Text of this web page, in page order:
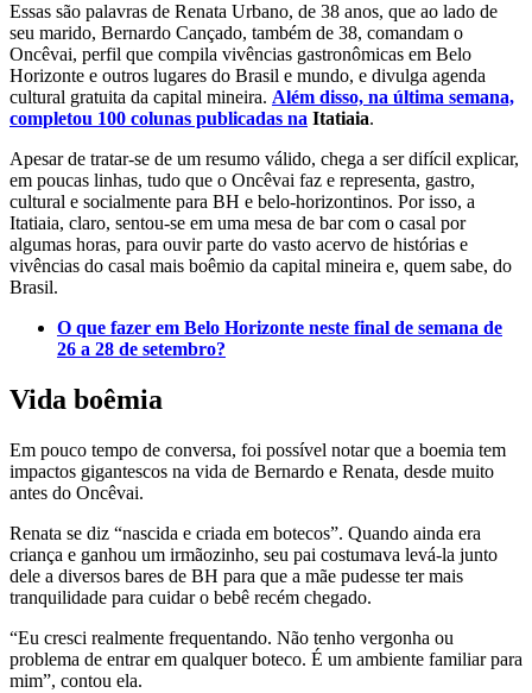
Essas são palavras de Renata Urbano, de 38 anos, que ao lado de
seu marido, Bernardo Cançado, também de 38, comandam o
Oncêvai, perfil que compila vivências gastronômicas em Belo
Horizonte e outros lugares do Brasil e mundo, e divulga agenda
cultural gratuita da capital mineira. Além disso, na última semana,
completou 100 colunas publicadas na Itatiaia.
Apesar de tratar-se de um resumo válido, chega a ser difícil explicar,
em poucas linhas, tudo que o Oncêvai faz e representa, gastro,
cultural e socialmente para BH e belo-horizontinos. Por isso, a
Itatiaia, claro, sentou-se em uma mesa de bar com o casal por
algumas horas, para ouvir parte do vasto acervo de histórias e
vivências do casal mais boêmio da capital mineira e, quem sabe, do
Brasil.
O que fazer em Belo Horizonte neste final de semana de
26 a 28 de setembro?
Vida boêmia
Em pouco tempo de conversa, foi possível notar que a boemia tem
impactos gigantescos na vida de Bernardo e Renata, desde muito
antes do Oncêvai.
Renata se diz “nascida e criada em botecos”. Quando ainda era
criança e ganhou um irmãozinho, seu pai costumava levá-la junto
dele a diversos bares de BH para que a mãe pudesse ter mais
tranquilidade para cuidar o bebê recém chegado.
“Eu cresci realmente frequentando. Não tenho vergonha ou
problema de entrar em qualquer boteco. É um ambiente familiar para
mim”, contou ela.